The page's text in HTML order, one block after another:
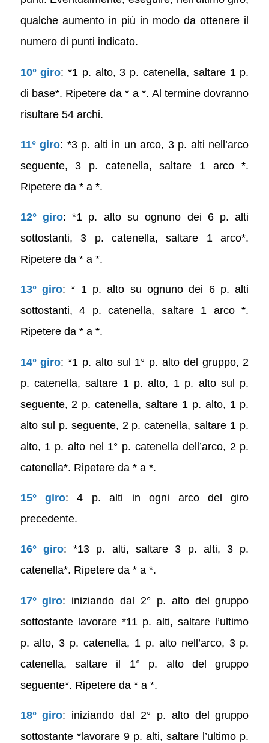
qualche aumento in più in modo da ottenere il
numero di punti indicato.
10° giro: *1 p. alto, 3 p. catenella, saltare 1 p.
di base*. Ripetere da * a *. Al termine dovranno
risultare 54 archi.
11° giro: *3 p. alti in un arco, 3 p. alti nell’arco
seguente, 3 p. catenella, saltare 1 arco *.
Ripetere da * a *.
12° giro: *1 p. alto su ognuno dei 6 p. alti
sottostanti, 3 p. catenella, saltare 1 arco*.
Ripetere da * a *.
13° giro: * 1 p. alto su ognuno dei 6 p. alti
sottostanti, 4 p. catenella, saltare 1 arco *.
Ripetere da * a *.
14° giro: *1 p. alto sul 1° p. alto del gruppo, 2
p. catenella, saltare 1 p. alto, 1 p. alto sul p.
seguente, 2 p. catenella, saltare 1 p. alto, 1 p.
alto sul p. seguente, 2 p. catenella, saltare 1 p.
alto, 1 p. alto nel 1° p. catenella dell’arco, 2 p.
catenella*. Ripetere da * a *.
15° giro: 4 p. alti in ogni arco del giro
precedente.
16° giro: *13 p. alti, saltare 3 p. alti, 3 p.
catenella*. Ripetere da * a *.
17° giro: iniziando dal 2° p. alto del gruppo
sottostante lavorare *11 p. alti, saltare l’ultimo
p. alto, 3 p. catenella, 1 p. alto nell’arco, 3 p.
catenella, saltare il 1° p. alto del gruppo
seguente*. Ripetere da * a *.
18° giro: iniziando dal 2° p. alto del gruppo
sottostante *lavorare 9 p. alti, saltare l’ultimo p.